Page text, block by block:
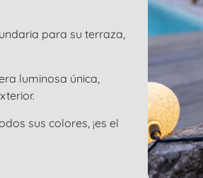
para su terraza,
luminosa única,
sus colores, ¡es el